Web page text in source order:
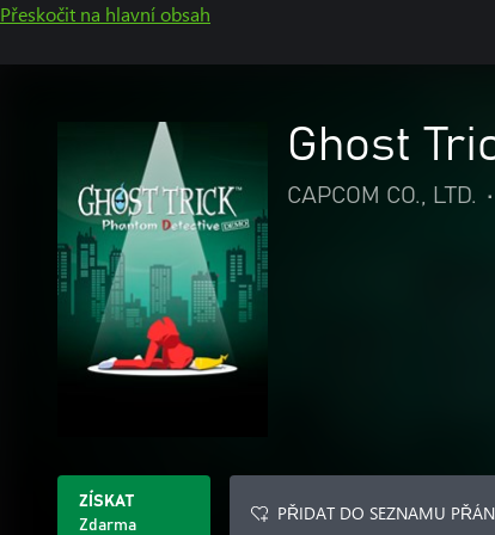
Přeskočit na hlavní obsah
Ghost
CAPCOM CO., LTD. •
ZÍSKAT
Zdarma
PŘIDAT DO SEZNAMU